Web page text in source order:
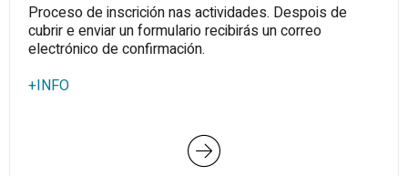
Proceso de inscrición nas actividades. Despois de
cubrir e enviar un formulario recibirás un correo
electrónico de confirmación.
+INFO